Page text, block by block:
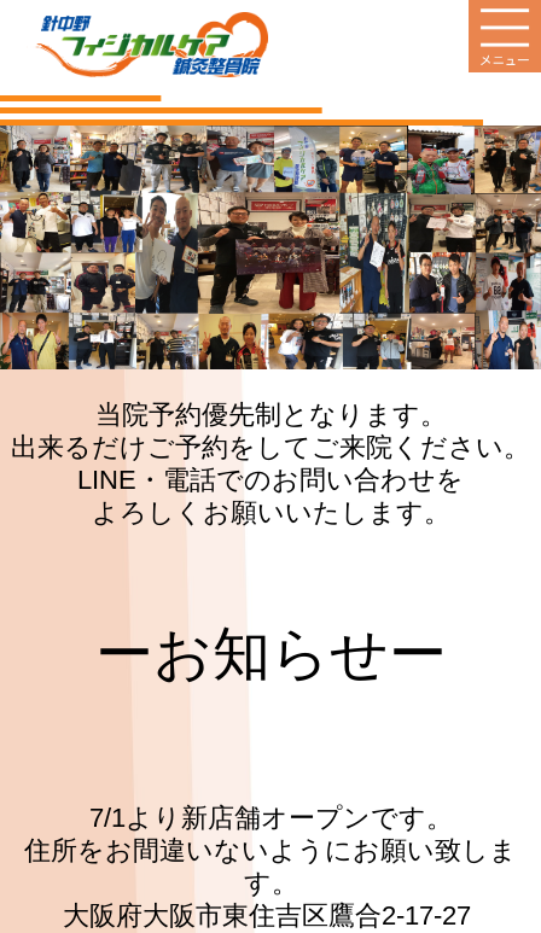
HOME
当院のご案内
診療案内
営業日
料金のご案内
患者様の声
Q&A
当院予約優先制となります。
出来るだけご予約をしてご来院ください。
LINE・電話でのお問い合わせを
よろしくお願いいたします。
ーお知らせー
7/1より新店舗オープンです。
住所をお間違いないようにお願い致しま
す。
大阪府大阪市東住吉区鷹合2-17-27